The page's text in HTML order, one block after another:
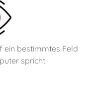
ein bestimmtes Feld
spricht.